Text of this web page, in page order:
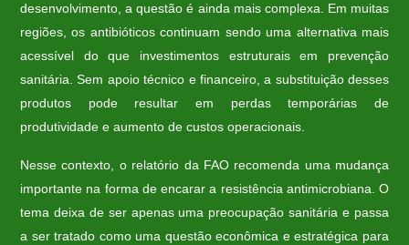
desenvolvimento, a questão é ainda mais complexa. Em muitas
regiões, os antibióticos continuam sendo uma alternativa mais
acessível do que investimentos estruturais em prevenção
sanitária. Sem apoio técnico e financeiro, a substituição desses
produtos pode resultar em perdas temporárias de
produtividade e aumento de custos operacionais.
Nesse contexto, o relatório da FAO recomenda uma mudança
importante na forma de encarar a resistência antimicrobiana. O
tema deixa de ser apenas uma preocupação sanitária e passa
a ser tratado como uma questão econômica e estratégica para